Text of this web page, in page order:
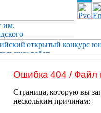
Ошибка 404 / Файл
Страница, которую вы
нескольким причинам: